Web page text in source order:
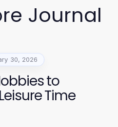
Journal
30, 2026
to
Time